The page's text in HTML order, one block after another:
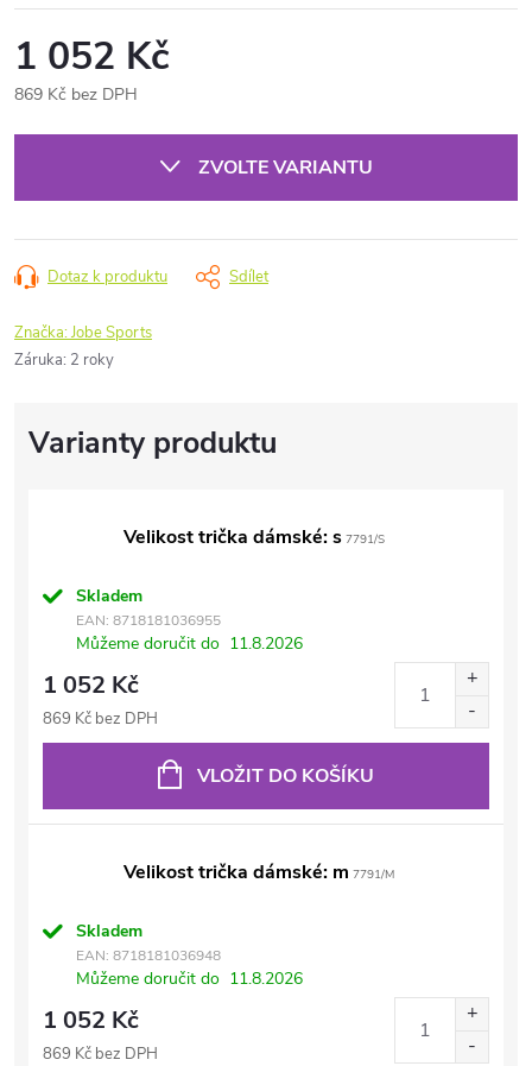
1 052 Kč
869 Kč bez DPH
ZVOLTE VARIANTU
Dotaz k produktu Sdílet
Značka:Jobe Sports
Záruka: 2 roky
Velikost trička dámské: s 7791/S
Skladem
EAN: 8718181036955
Můžeme doručit do 11.8.2026
1 052 Kč
869 Kč bez DPH
VLOŽIT DO KOŠÍKU
Velikost trička dámské: m 7791/M
Skladem
EAN: 8718181036948
Můžeme doručit do 11.8.2026
1 052 Kč
869 Kč bez DPH